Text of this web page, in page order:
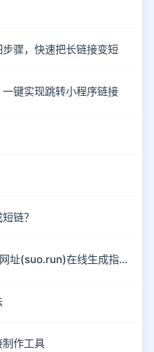
骤，快速把长链接变短
键实现跳转小程序链接
链？
3分钟搞定防红链接！快缩短网址(suo.run)在线生成指南
作工具